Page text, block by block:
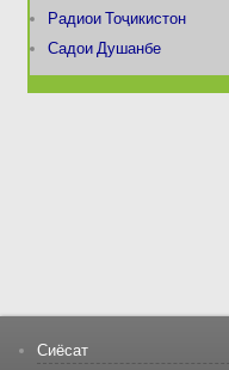
Радиои Тоҷикистон
Садои Душанбе
Сиёсат